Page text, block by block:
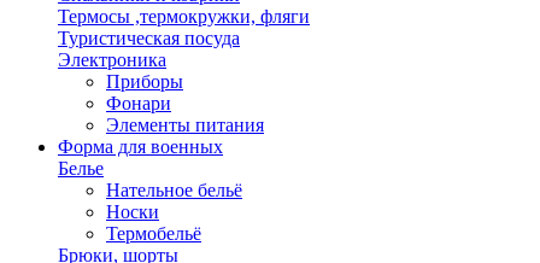
Термосы ,термокружки, фляги
Туристическая посуда
Электроника
Приборы
Фонари
Элементы питания
Форма для военных
Белье
Нательное бельё
Носки
Термобельё
Брюки, шорты